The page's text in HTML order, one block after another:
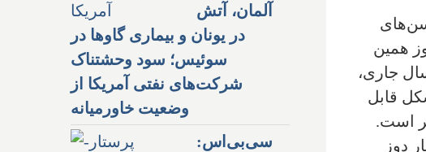
دو دوز همین
جاری،
قابل
است.
دوز
آلمان، آتش
در یونان و بیماری گاوها در
سوئیس؛ سود وحشتناک
شرکت‌های نفتی آمریکا از
وضعیت خاورمیانه
سی‌بی‌اس: